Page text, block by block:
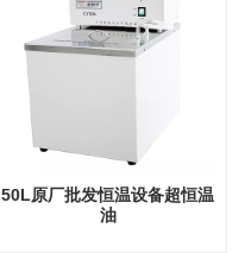
50L原厂批发恒温设备超恒温
油